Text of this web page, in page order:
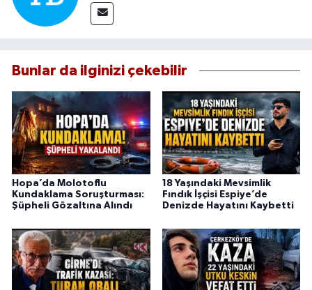
Bunlar da ilginizi çekebilir
Hopa’da Molotoflu
Kundaklama Soruşturması:
Şüpheli Gözaltına Alındı
18 Yaşındaki Mevsimlik
Fındık İşçisi Espiye’de
Denizde Hayatını Kaybetti